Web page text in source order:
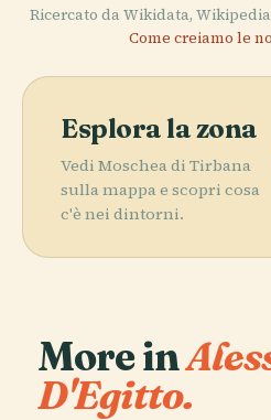
Ricercato da Wikidata,
Come creiamo le
Esplora la zona
Vedi Moschea di Tirbana
sulla mappa e scopri cosa
c'è nei dintorni.
More in
D'Egitto.